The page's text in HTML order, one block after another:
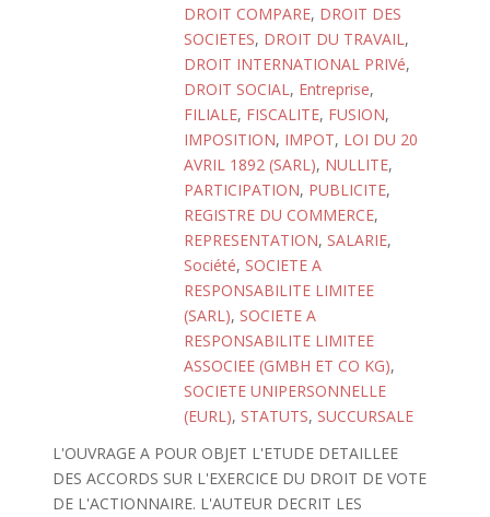
DROIT COMPARE, DROIT DES
SOCIETES, DROIT DU TRAVAIL,
DROIT INTERNATIONAL PRIVé,
DROIT SOCIAL, Entreprise,
FILIALE, FISCALITE, FUSION,
IMPOSITION, IMPOT, LOI DU 20
AVRIL 1892 (SARL), NULLITE,
PARTICIPATION, PUBLICITE,
REGISTRE DU COMMERCE,
REPRESENTATION, SALARIE,
Société, SOCIETE A
RESPONSABILITE LIMITEE
(SARL), SOCIETE A
RESPONSABILITE LIMITEE
ASSOCIEE (GMBH ET CO KG),
SOCIETE UNIPERSONNELLE
(EURL), STATUTS, SUCCURSALE
L'OUVRAGE A POUR OBJET L'ETUDE DETAILLEE
DES ACCORDS SUR L'EXERCICE DU DROIT DE VOTE
DE L'ACTIONNAIRE. L'AUTEUR DECRIT LES